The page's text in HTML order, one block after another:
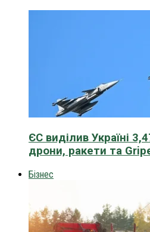
ЄС виділив Україні
дрони, ракети та
Бізнес